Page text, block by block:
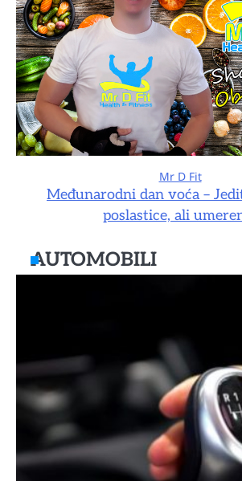
Mr D Fit
Međunarodni dan voća –
poslastice, ali
AUTOMOBILI